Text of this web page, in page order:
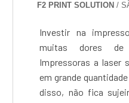
F2 PRINT SOLUTION /
Investir na
muitas dores
Impressoras a laser
em grande
disso, não fica